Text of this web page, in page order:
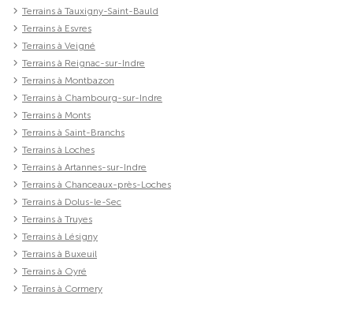
Terrains à Tauxigny-Saint-Bauld
Terrains à Esvres
Terrains à Veigné
Terrains à Reignac-sur-Indre
Terrains à Montbazon
Terrains à Chambourg-sur-Indre
Terrains à Monts
Terrains à Saint-Branchs
Terrains à Loches
Terrains à Artannes-sur-Indre
Terrains à Chanceaux-près-Loches
Terrains à Dolus-le-Sec
Terrains à Truyes
Terrains à Lésigny
Terrains à Buxeuil
Terrains à Oyré
Terrains à Cormery